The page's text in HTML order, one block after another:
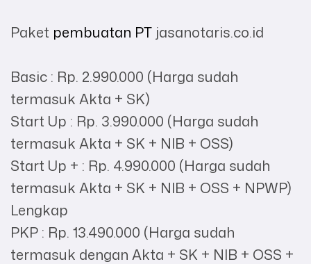
Paket pembuatan PT jasanotaris.co.id
Basic : Rp. 2.990.000 (Harga sudah
termasuk Akta + SK)
Start Up : Rp. 3.990.000 (Harga sudah
termasuk Akta + SK + NIB + OSS)
Start Up + : Rp. 4.990.000 (Harga sudah
termasuk Akta + SK + NIB + OSS + NPWP)
Lengkap
PKP : Rp. 13.490.000 (Harga sudah
termasuk dengan Akta + SK + NIB + OSS +